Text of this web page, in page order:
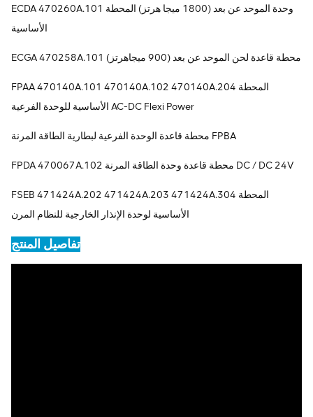
ECDA 470260A.101 وحدة الموحد عن بعد (1800 ميجا هرتز) المحطة
الأساسية
ECGA 470258A.101 محطة قاعدة لحن الموحد عن بعد (900 ميجاهرتز)
FPAA 470140A.101 470140A.102 470140A.204 المحطة
الأساسية للوحدة الفرعية AC-DC Flexi Power
محطة قاعدة الوحدة الفرعية لبطارية الطاقة المرنة FPBA
FPDA 470067A.102 محطة قاعدة وحدة الطاقة المرنة DC / DC 24V
FSEB 471424A.202 471424A.203 471424A.304 المحطة
الأساسية لوحدة الإنذار الخارجية للنظام المرن
تفاصيل المنتج